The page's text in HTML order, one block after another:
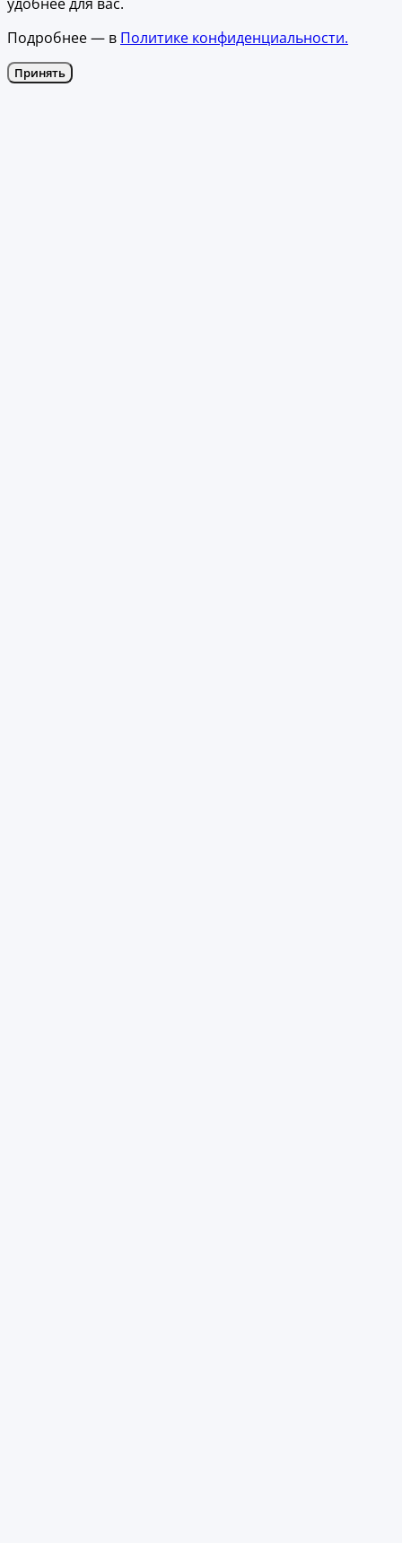
Подробнее — в Политике конфиденциальности.
Принять